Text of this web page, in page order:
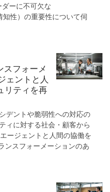
ーに不可欠な
性）の重要性について伺
スフォーメ
ェントと人
リティを再
デントや脆弱性への対応の
ィに対する社会・顧客から
ージェントと人間の協働を
ンスフォーメーションのあ